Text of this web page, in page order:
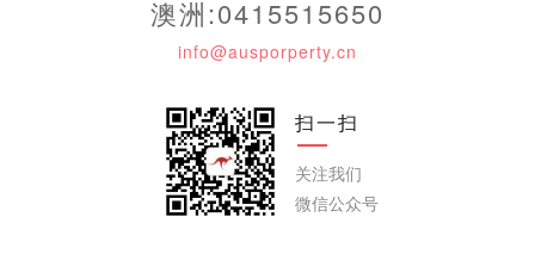
澳洲:0415515650
info@ausporperty.cn
扫一扫
关注我们
微信公众号